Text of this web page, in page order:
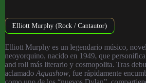
Elliott Murphy (Rock / Cantautor)
Elliott Murphy es un legendario músico,
neoyorquino, nacido en 1949, que
and roll más literario y cosmopolita. Tras
aclamado Aquashow, fue rápidamente